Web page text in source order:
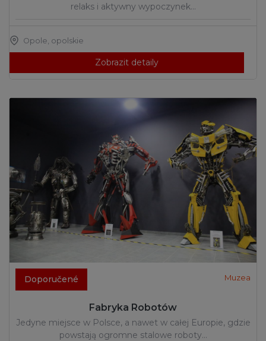
relaks i aktywny wypoczynek…
Opole opolskie
Zobrazit detaily
Doporučené Muzea
Fabryka Robotów
Jedyne miejsce w Polsce, a nawet w całej Europie, gdzie
powstają ogromne stalowe roboty…